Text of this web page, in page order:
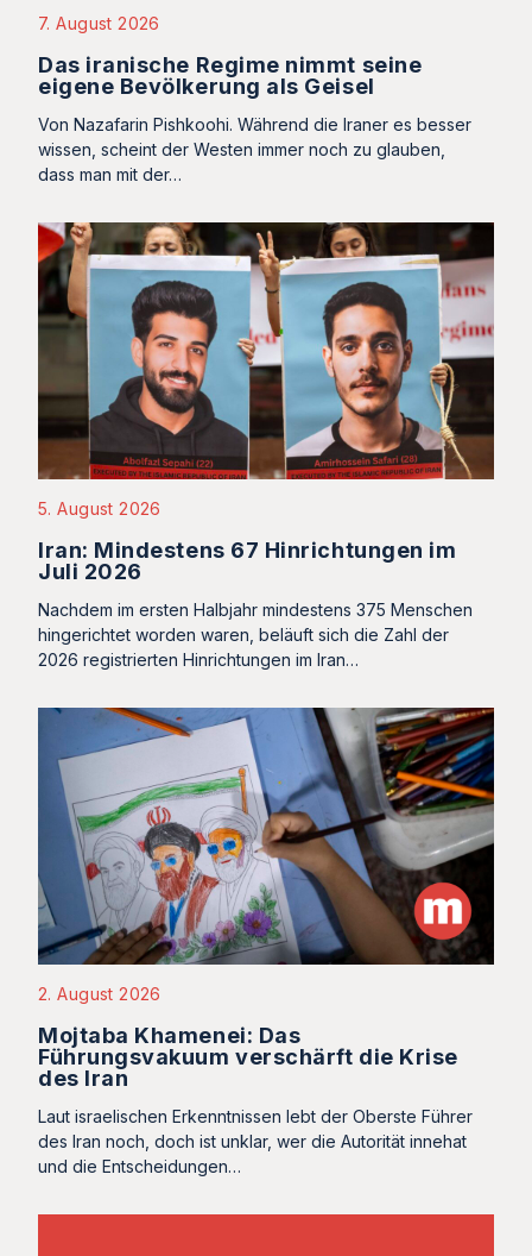
7. August 2026
Das iranische Regime nimmt seine
eigene Bevölkerung als Geisel
Von Nazafarin Pishkoohi. Während die Iraner es besser
wissen, scheint der Westen immer noch zu glauben,
dass man mit der…
5. August 2026
Iran: Mindestens 67 Hinrichtungen im
Juli 2026
Nachdem im ersten Halbjahr mindestens 375 Menschen
hingerichtet worden waren, beläuft sich die Zahl der
2026 registrierten Hinrichtungen im Iran…
2. August 2026
Mojtaba Khamenei: Das
Führungsvakuum verschärft die Krise
des Iran
Laut israelischen Erkenntnissen lebt der Oberste Führer
des Iran noch, doch ist unklar, wer die Autorität innehat
und die Entscheidungen…